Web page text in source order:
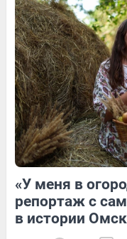
Обсудить
1 Обсудить
«У меня в
репортаж с
в истории